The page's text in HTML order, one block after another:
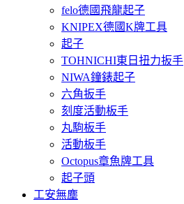
felo德國飛龍起子
KNIPEX德國K牌工具
起子
TOHNICHI東日扭力扳手
NIWA鐘錶起子
六角扳手
刻度活動板手
丸駒板手
活動板手
Octopus章魚牌工具
起子頭
工安無塵